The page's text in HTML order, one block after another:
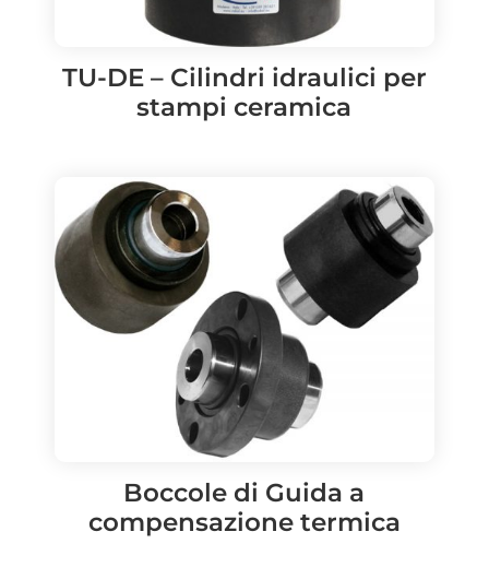
TU-DE – Cilindri idraulici per
stampi ceramica
Boccole di Guida a
compensazione termica